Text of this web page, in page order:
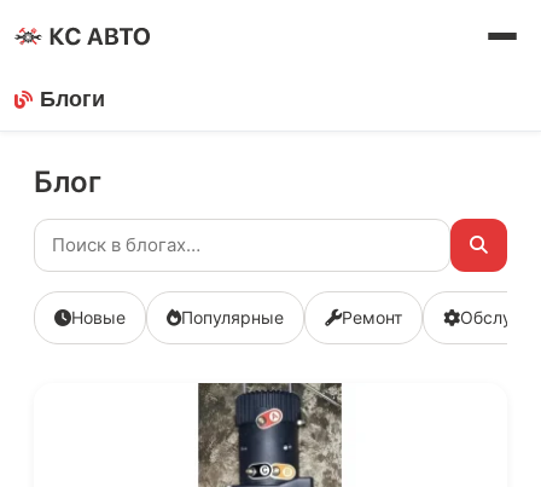
Блоги
Блог
Новые Популярные Ремонт